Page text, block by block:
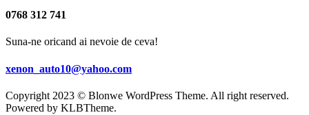
0768 312 741
Suna-ne oricand ai nevoie de ceva!
xenon_auto10@yahoo.com
Copyright 2023 © Blonwe WordPress Theme. All right reserved.
Powered by KLBTheme.